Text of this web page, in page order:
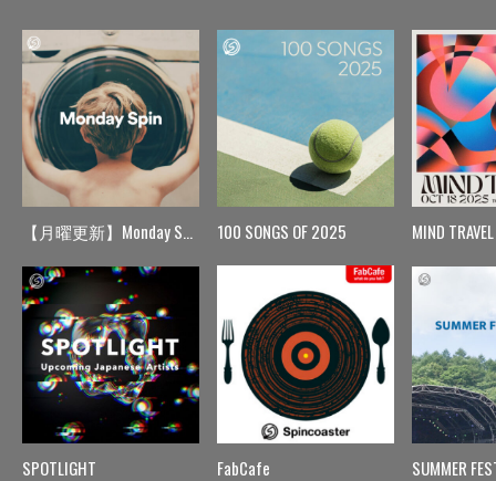
【月曜更新】Monday Spin
SPOTLIGHT
100 SONGS OF 2025
FabCafe
MIND TRAVEL
SUMMER